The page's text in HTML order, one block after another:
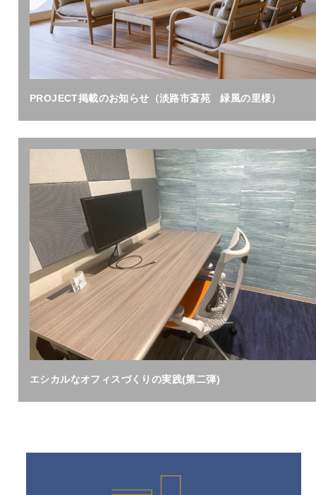
PROJECT掲載のお知らせ（淡路市斎苑 緑風の里様）
エシカルなオフィスづくりの実践(第二弾)